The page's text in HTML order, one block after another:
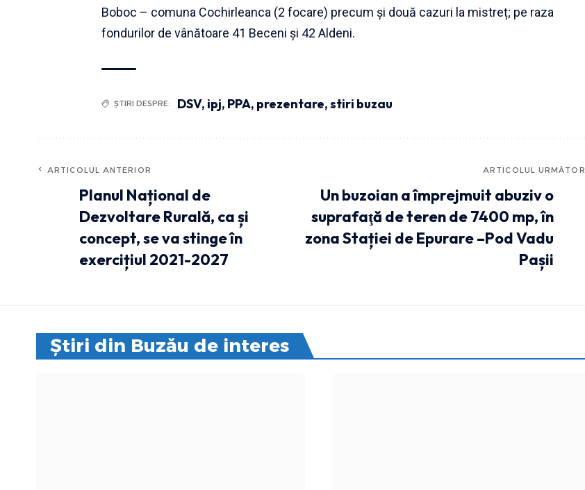
Boboc – comuna Cochirleanca (2 focare) precum și două cazuri la mistreț; pe raza
fondurilor de vânătoare 41 Beceni și 42 Aldeni.
ȘTIRI DESPRE: DSV, ipj, PPA, prezentare,stiri buzau
ARTICOLUL ANTERIOR
Planul Național de
Dezvoltare Rurală, ca și
concept, se va stinge în
exercițiul 2021-2027
ARTICOLUL URMĂTOR
Un buzoian a împrejmuit abuziv o
suprafaţă de teren de 7400 mp, în
zona Stației de Epurare –Pod Vadu
Pașii
Știri din Buzău de interes